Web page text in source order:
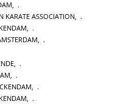
,
KARATE ASSOCIATION,
,
,